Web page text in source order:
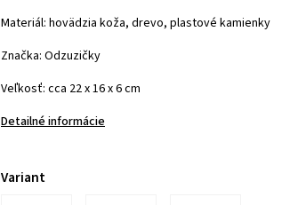
Materiál: hovädzia koža, drevo, plastové kamienky
Značka: Odzuzičky
Veľkosť: cca 22 x 16 x 6 cm
Detailné informácie
Variant